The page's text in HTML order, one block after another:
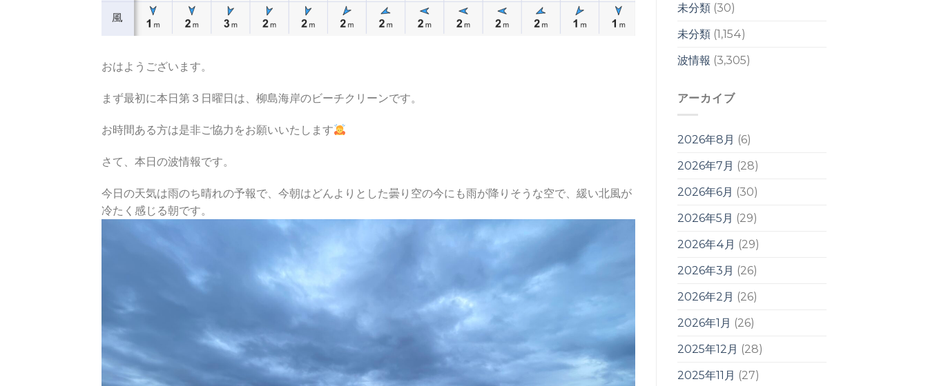
おはようございます。
まず最初に本日第３日曜日は、柳島海岸のビーチクリーンです。
お時間ある方は是非ご協力をお願いいたします
さて、本日の波情報です。
今日の天気は雨のち晴れの予報で、今朝はどんよりとした曇り空の今にも雨が降りそうな空で、緩い北風が
冷たく感じる朝です。
未分類(30)
未分類(1,154)
波情報 (3,305)
アーカイブ
2026年8月 (6)
2026年7月 (28)
2026年6月 (30)
2026年5月 (29)
2026年4月 (29)
2026年3月 (26)
2026年2月 (26)
2026年1月 (26)
2025年12月 (28)
2025年11月 (27)